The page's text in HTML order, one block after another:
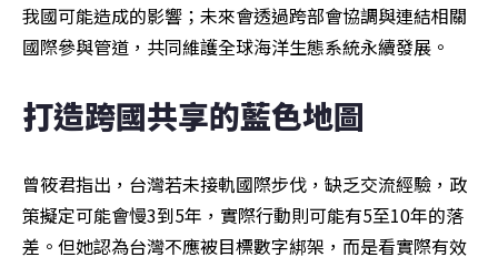
我國可能造成的影響；未來會透過跨部會協調與連結相關
國際參與管道，共同維護全球海洋生態系統永續發展。
打造跨國共享的藍色地圖
曾筱君指出，台灣若未接軌國際步伐，缺乏交流經驗，政
策擬定可能會慢3到5年，實際行動則可能有5至10年的落
差。但她認為台灣不應被目標數字綁架，而是看實際有效